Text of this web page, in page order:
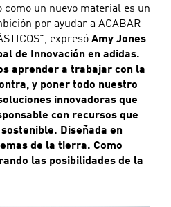
un nuevo material es un
por ayudar a ACABAR
expresó Amy Jones
de Innovación en adidas.
aprender a trabajar con la
y poner todo nuestro
innovadoras que
con recursos que
Diseñada en
de la tierra. Como
las posibilidades de la